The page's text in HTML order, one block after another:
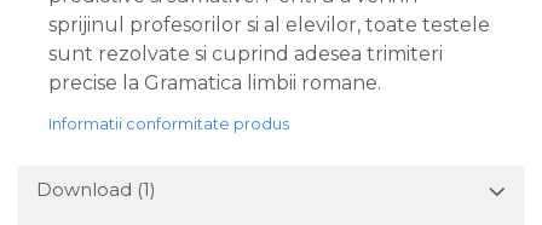
sprijinul profesorilor si al elevilor, toate testele
sunt rezolvate si cuprind adesea trimiteri
precise la Gramatica limbii romane.
Informatii conformitate produs
Download (1)